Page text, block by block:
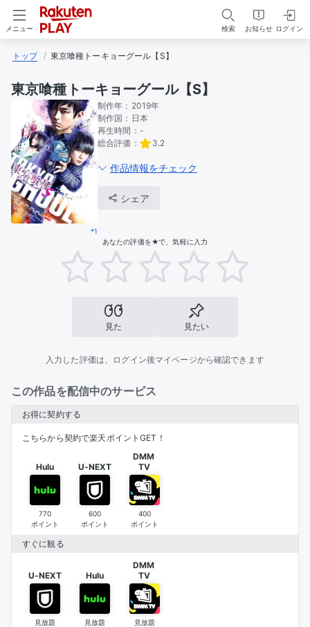
メニュー 検索 お知らせ ログイン
トップ 東京喰種トーキョーグール【S】
東京喰種トーキョーグール【S】
*1
制作年： 2019年
制作国： 日本
再生時間： -
総合評価：
3.2
作品情報をチェック
シェア
あなたの評価を★で、気軽に入力
見た 見たい
入力した評価は、ログイン後マイページから確認できます
この作品を配信中のサービス
お得に契約する
こちらから契約で楽天ポイントGET！
Hulu
770
ポイント
U-NEXT
600
ポイント
DMM
TV
400
ポイント
すぐに観る
U-NEXT
見放題
Hulu
見放題
DMM
TV
見放題